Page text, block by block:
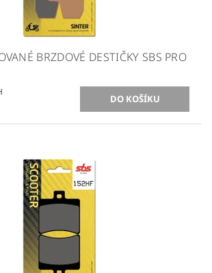
BRZDOVÉ DESTIČKY SBS PRO